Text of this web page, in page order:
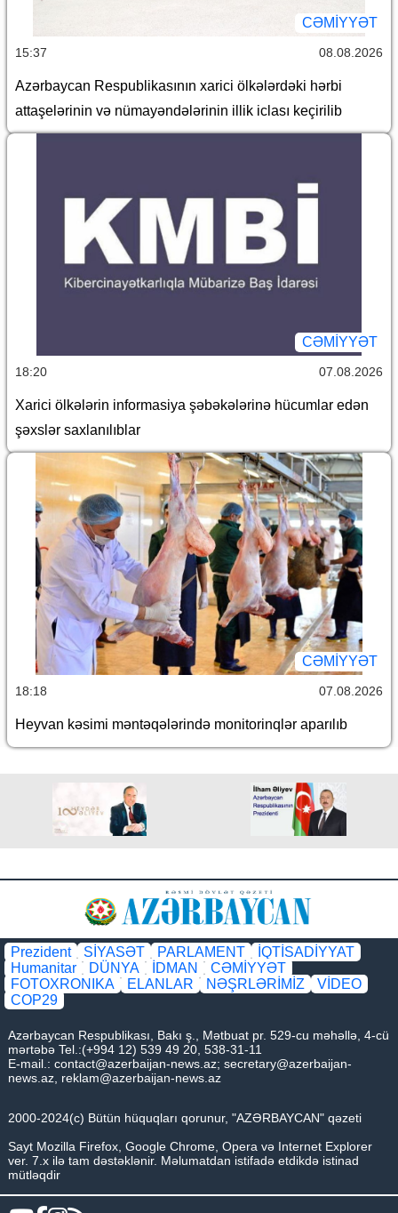
CƏMİYYƏT
15:37 08.08.2026
Azərbaycan Respublikasının xarici ölkələrdəki hərbi
attaşelərinin və nümayəndələrinin illik iclası keçirilib
CƏMİYYƏT
18:20 07.08.2026
Xarici ölkələrin informasiya şəbəkələrinə hücumlar edən
şəxslər saxlanılıblar
CƏMİYYƏT
18:18 07.08.2026
Heyvan kəsimi məntəqələrində monitorinqlər aparılıb
Prezident SİYASƏT PARLAMENT
İQTİSADİYYAT
Humanitar
DÜNYA İDMAN
CƏMİYYƏT
FOTOXRONIKA
ELANLAR NƏŞRLƏRİMİZ
VİDEO
COP29
Azərbaycan Respublikası, Bakı ş., Mətbuat pr. 529-cu məhəllə, 4-cü
mərtəbə Tel.:(+994 12) 539 49 20, 538-31-11
E-mail.: contact@azerbaijan-news.az; secretary@azerbaijan-
news.az, reklam@azerbaijan-news.az
2000-2024(c) Bütün hüquqları qorunur, "AZƏRBAYCAN" qəzeti
Sayt Mozilla Firefox, Google Chrome, Opera və Internet Explorer
ver. 7.x ilə tam dəstəklənir. Məlumatdan istifadə etdikdə istinad
mütləqdir